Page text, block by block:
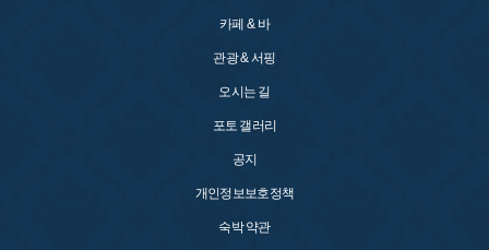
카페 & 바
관광 & 서핑
오시는 길
포토 갤러리
공지
개인정보보호정책
숙박 약관